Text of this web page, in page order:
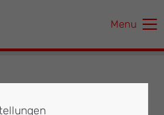
existiert leider nicht.
Menu
und Spende